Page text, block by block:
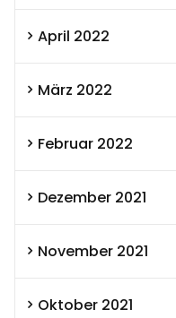
April 2022
März 2022
Februar 2022
Dezember 2021
November 2021
Oktober 2021